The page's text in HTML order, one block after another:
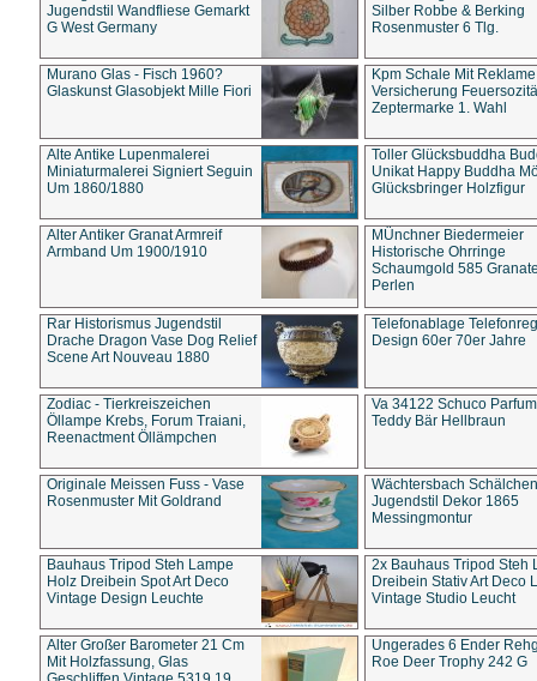
Jugendstil Wandfliese Gemarkt
G West Germany
Silber Robbe & Berking
Rosenmuster 6 Tlg.
Murano Glas - Fisch 1960?
Glaskunst Glasobjekt Mille Fiori
Kpm Schale Mit Reklame
Versicherung
Zeptermarke 1. Wahl
Alte Antike Lupenmalerei
Miniaturmalerei Signiert Seguin
Um 1860/1880
Toller Glücksbuddha
Unikat Happy Buddha
Glücksbringer Holzfigur
Alter Antiker Granat Armreif
Armband Um 1900/1910
MÜnchner Biedermeier
Historische Ohrringe
Schaumgold 585
Perlen
Rar Historismus Jugendstil
Drache Dragon Vase Dog Relief
Scene Art Nouveau 1880
Telefonablage
Design 60er 70er Jahre
Zodiac - Tierkreiszeichen
Öllampe Krebs, Forum Traiani,
Reenactment Öllämpchen
Va 34122 Schuco
Teddy Bär Hellbraun
Originale Meissen Fuss - Vase
Rosenmuster Mit Goldrand
Wächtersbach Schälchen
Jugendstil Dekor 1865
Messingmontur
Bauhaus Tripod Steh Lampe
Holz Dreibein Spot Art Deco
Vintage Design Leuchte
2x Bauhaus Tripod Steh
Dreibein Stativ Art Deco
Vintage Studio Leucht
Alter Großer Barometer 21 Cm
Mit Holzfassung, Glas
Ungerades 6 Ender
Roe Deer Trophy 242 G